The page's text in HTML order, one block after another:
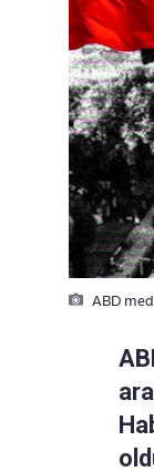
ABD